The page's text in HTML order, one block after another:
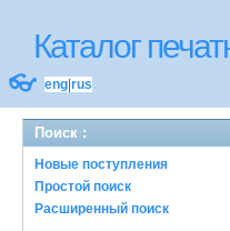
Каталог
👓 eng rus
Поиск :
Новые поступления
Простой поиск
Расширенный поиск